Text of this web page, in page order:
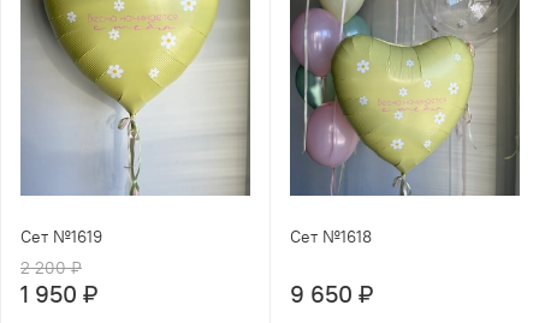
Сет №1619
2 200 ₽
1 950 ₽
Сет №1618
9 650 ₽